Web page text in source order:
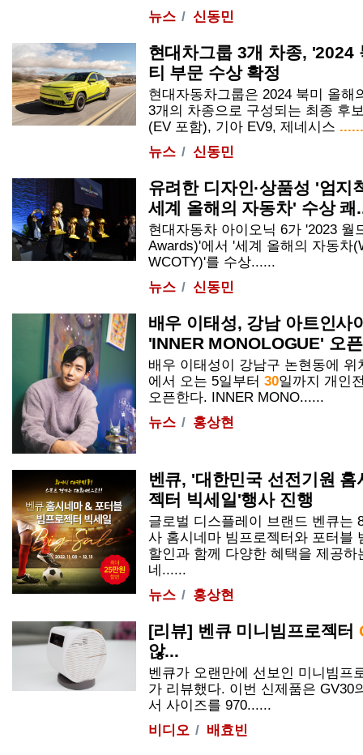
뉴스
신동민
현대차그룹 3개 차종, '2024
티 부문 수상 확정
현대자동차그룹은 2024 북미 올해
3개의 차종으로 구성되는 최종 후
(EV 포함), 기아 EV9, 제네시스 ......
뉴스
신동민
유려한 디자인·상품성 '엄지
세계 올해의 자동차' 수상 쾌
현대자동차 아이오닉 6가 '2023 월
Awards)'에서 '세계 올해의 자동차
WCOTY)'를 수상......
뉴스
신동민
배우 이태성, 강남 아트인사
'INNER MONOLOGUE' 오픈
배우 이태성이 강남구 논현동에
에서 오는 5일부터 30일까지 개인
오픈한다. INNER MONO......
뉴스
홍상현
벤큐, '대한민국 선전기원 홈
젝터 빅세일'행사 진행
글로벌 디스플레이 브랜드 벤큐는
사 홈시네마 빔프로젝터와 포터블
할인과 함께 다양한 혜택을 제공
네......
뉴스
홍상현
[리뷰] 벤큐 미니빔프로젝터
않...
벤큐가 오랜만에 선보인 미니빔프
가 리뷰했다. 이번 신제품은 GV30
서 사이즈를 970......
비디오
배효빈